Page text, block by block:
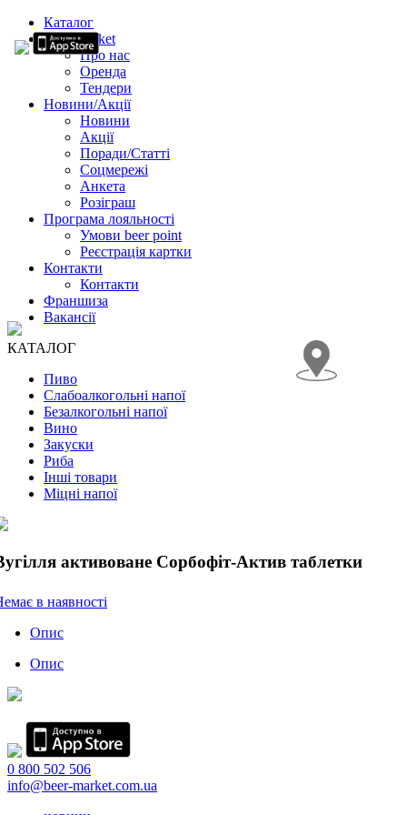
Каталог
Beer Market
Про нас
Оренда
Тендери
Новини/Акції
Новини
Акції
Поради/Статті
Соцмережі
Анкета
Розіграш
Програма лояльності
Умови beer point
Реєстрація картки
Контакти
Контакти
Франшиза
Вакансії
КАТАЛОГ
Пиво
Слабоалкогольні напої
Безалкогольні напої
Вино
Закуски
Риба
Інші товари
Міцні напої
активоване Сорбофіт-Актив таблетки
в наявності
Опис
Опис
0 800 502 506
info@beer-market.com.ua